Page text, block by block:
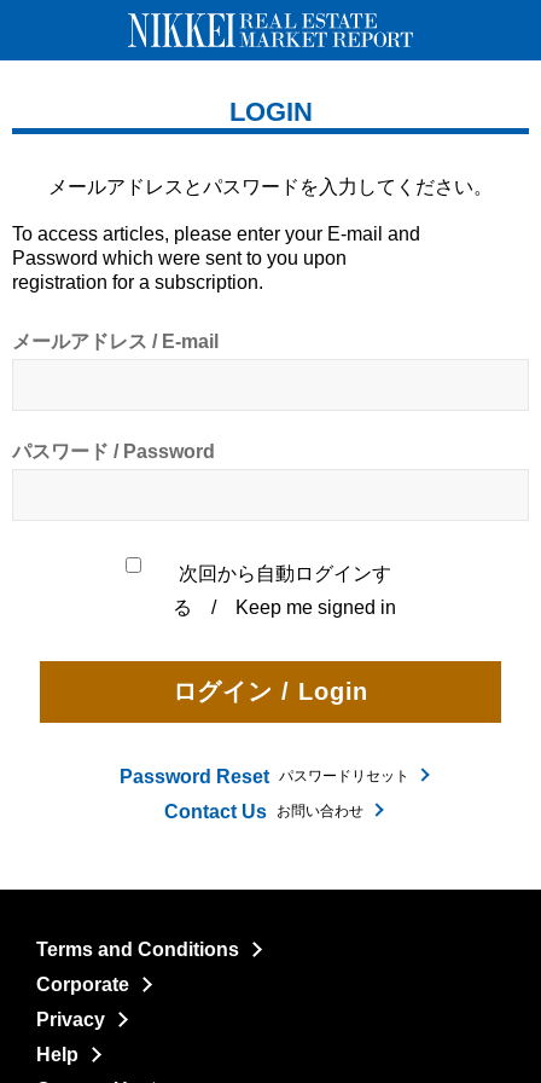
LOGIN
メールアドレスとパスワードを 入力してください。
To access articles, please enter your E-mail and
Password which were sent to you upon
registration for a subscription.
メールアドレス / E-mail
パスワード / Password
次回から自動ログインす
る / Keep me signed in
Password Reset パスワードリセット
Contact Us お問い合わせ
Terms and Conditions
Corporate
Privacy
Help